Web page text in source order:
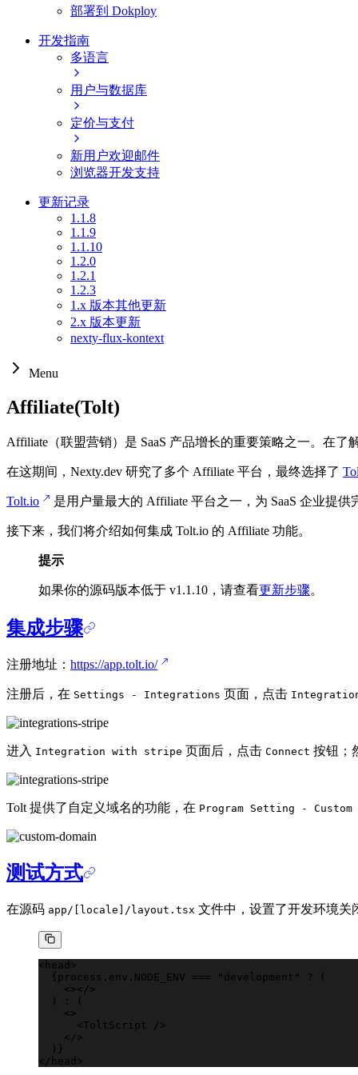
部署到 Dokploy
开发指南
多语言
用户与数据库
定价与支付
新用户欢迎邮件
浏览器开发支持
更新记录
1.1.8
1.1.9
1.1.10
1.2.0
1.2.1
1.2.3
1.x 版本其他更新
2.x 版本更新
nexty-flux-kontext
Menu
Affiliate(Tolt)
Affiliate（联盟营销）是 SaaS 产品增长的重要策略之一。在
在这期间，Nexty.dev 研究了多个 Affiliate 平台，最终选择了
Tolt.io 是用户量最大的 Affiliate 平台之一，为 SaaS 企业提
接下来，我们将介绍如何集成 Tolt.io 的 Affiliate 功能。
提示
如果你的源码版本低于 v1.1.10，请查看更新步骤。
集成步骤
注册地址： https://app.tolt.io/
注册后，在 Settings - Integrations 页面，点击
进入 Integration with stripe 页面后，点击 Connect 按钮；
Tolt 提供了自定义域名的功能，在 Program Setting - Custom
测试方式
在源码 app/[locale]/layout.tsx 文件中，设置了开发环境关
< head >
  {
process . env . NODE_ENV === "development" ?
(
    <></>
  )
:
(
    <>
      <
ToltScript
/>
    </>
  )}
</ head >